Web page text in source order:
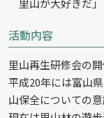
里山が大好きだ」
活動内容
里山再生研修会の
平成20年には富山
山保全についての